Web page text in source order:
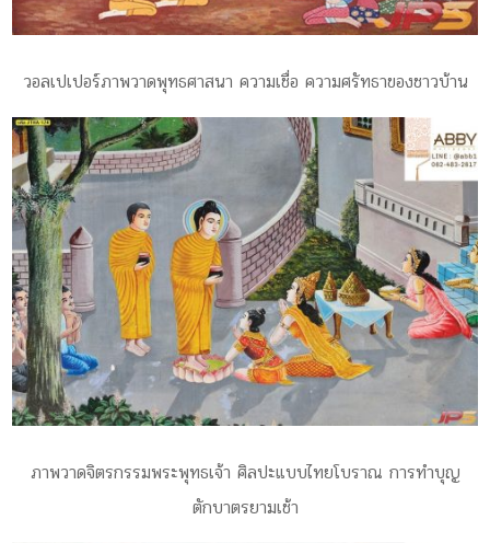
วอลเปเปอร์ภาพวาดพุทธศาสนา ความเชื่อ ความศรัทธาของชาวบ้าน
ภาพวาดจิตรกรรมพระพุทธเจ้า ศิลปะแบบไทยโบราณ การทำบุญ
ตักบาตรยามเช้า